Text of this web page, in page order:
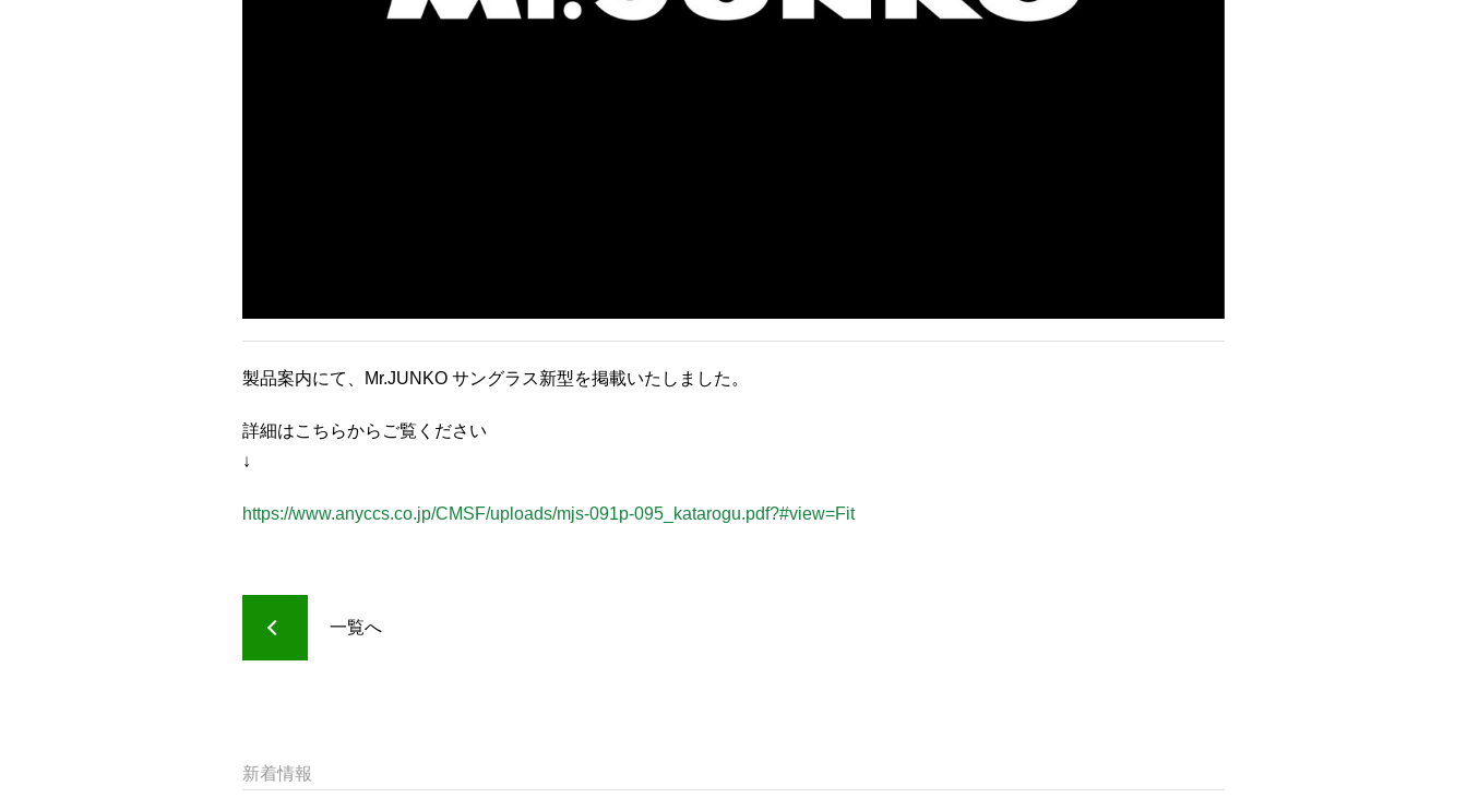
製品案内にて、Mr.JUNKO サングラス新型を掲載いたしました。
詳細はこちらからご覧ください
↓
https://www.anyccs.co.jp/CMSF/uploads/mjs-091p-095_katarogu.pdf?#view=Fit
一覧へ
新着情報